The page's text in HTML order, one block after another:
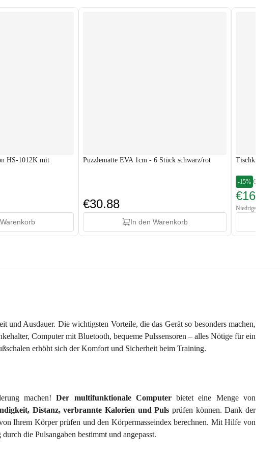
HS-1012K mit
Puzzlematte EVA 1cm - 6 Stück schwarz/rot
€30.88
In den Warenkorb
Tischkicker
-15% €189.88
€161.40
Niedrigster Preis:
und Ausdauer. Die wichtigsten Vorteile, die das Gerät so besonders machen,
Computer mit Bluetooth, bequeme Pulssensoren – alles Nötige für ein
erhöht sich der Komfort und Sicherheit beim Training.
machen!Der multifunktionale Computerbietet eine Menge von
Distanz, verbrannte Kalorien und Pulsprüfen können. Dank der
Ihrem Körper prüfen und den Körpermasseindex berechnen. Mit Hilfe von
die Pulsangaben bestimmt und angepasst.